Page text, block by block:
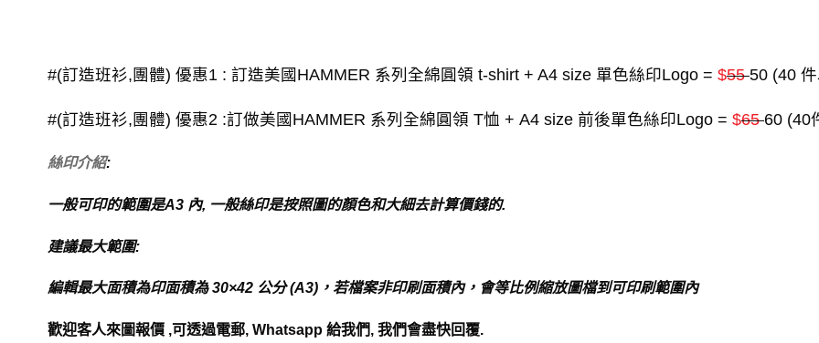
#(訂造班衫,團體) 優惠1 : 訂造美國HAMMER 系列全綿圓領 t-shirt + A4 size 單色絲印Logo = $55 50 (40
#(訂造班衫,團體) 優惠2 :訂做美國HAMMER 系列全綿圓領 T恤 + A4 size 前後單色絲印Logo = $65 60 (40
絲印介紹:
一般可印的範圍是A3 內, 一般絲印是按照圖的顏色和大細去計算價錢的.
建議最大範圍:
編輯最大面積為印面積為30×42 公分(A3) ，若檔案非印刷面積內，會等比例縮放圖檔到可印刷範圍內
歡迎客人來圖報價 ,可透過電郵, Whatsapp 給我們, 我們會盡快回覆.